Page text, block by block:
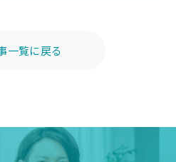
一覧に戻る